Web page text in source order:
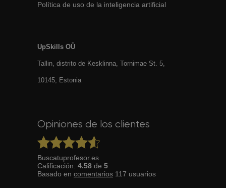
Política de uso de la inteligencia artificial
UpSkills OÜ
Tallin, distrito de Kesklinna, Tornimаe St. 5,
10145, Estonia
Opiniones de los clientes
Buscatuprofesor.es
Calificación: 4.58 de 5
Basado en comentarios 117 usuarios